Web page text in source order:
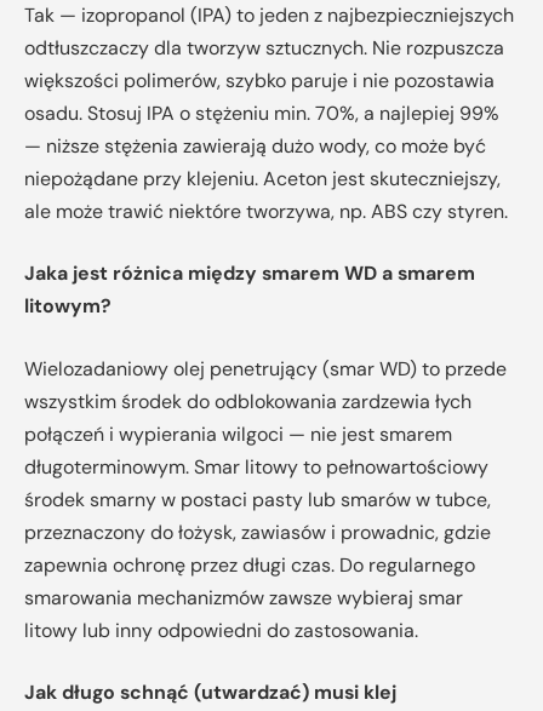
Tak — izopropanol (IPA) to jeden z najbezpieczniejszych
odtłuszczaczy dla tworzyw sztucznych. Nie rozpuszcza
większości polimerów, szybko paruje i nie pozostawia
osadu. Stosuj IPA o stężeniu min. 70%, a najlepiej 99%
— niższe stężenia zawierają dużo wody, co może być
niepożądane przy klejeniu. Aceton jest skuteczniejszy,
ale może trawić niektóre tworzywa, np. ABS czy styren.
Jaka jest różnica między smarem WD a smarem
litowym?
Wielozadaniowy olej penetrujący (smar WD) to przede
wszystkim środek do odblokowania zardzewia łych
połączeń i wypierania wilgoci — nie jest smarem
długoterminowym. Smar litowy to pełnowartościowy
środek smarny w postaci pasty lub smarów w tubce,
przeznaczony do łożysk, zawiasów i prowadnic, gdzie
zapewnia ochronę przez długi czas. Do regularnego
smarowania mechanizmów zawsze wybieraj smar
litowy lub inny odpowiedni do zastosowania.
Jak długo schnąć (utwardzać) musi klej